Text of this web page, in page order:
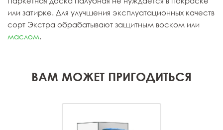
или затирке. Для улучшения эксплуатационных качеств
сорт Экстра обрабатывают защитным воском или
маслом.
ВАМ МОЖЕТ ПРИГОДИТЬСЯ